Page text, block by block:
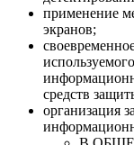
применение
экранов;
средств
организация